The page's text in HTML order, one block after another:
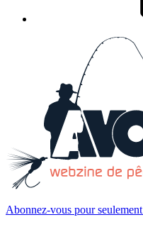
Abonnez-vous pour seulement